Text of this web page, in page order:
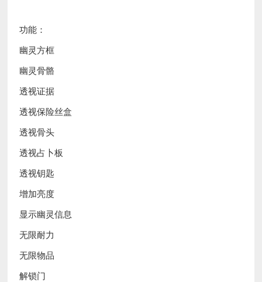
功能：
幽灵方框
幽灵骨骼
透视证据
透视保险丝盒
透视骨头
透视占卜板
透视钥匙
增加亮度
显示幽灵信息
无限耐力
无限物品
解锁门